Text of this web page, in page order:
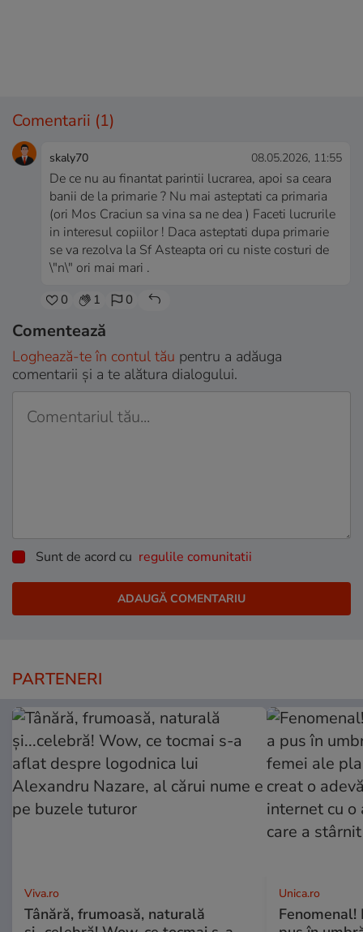
Comentarii (1)
skaly70 08.05.2026, 11:55
De ce nu au finantat parintii lucrarea, apoi sa ceara
banii de la primarie ? Nu mai asteptati ca primaria
(ori Mos Craciun sa vina sa ne dea ) Faceti lucrurile
in interesul copiilor ! Daca asteptati dupa primarie
se va rezolva la Sf Asteapta ori cu niste costuri de
\"n\" ori mai mari .
0 1 0
Comentează
Loghează-te în contul tău pentru a adăuga
comentarii și a te alătura dialogului.
Sunt de acord cu regulile comunitatii
PARTENERI
Viva.ro
Tânără, frumoasă, naturală
Unica.ro